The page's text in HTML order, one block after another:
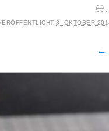
8. OKTOBER
←